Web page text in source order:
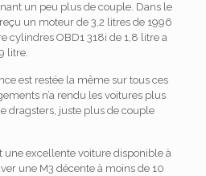
un peu plus de couple. Dans le
un moteur de 3,2 litres de 1996
cylindres OBD1 318i de 1,8 litre a
litre.
est restée la même sur tous ces
n’a rendu les voitures plus
dragsters, juste plus de couple
une excellente voiture disponible à
une M3 décente à moins de 10